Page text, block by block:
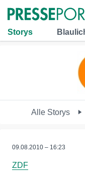
Storys
Alle Storys
09.08.2010 – 16:23
ZDF